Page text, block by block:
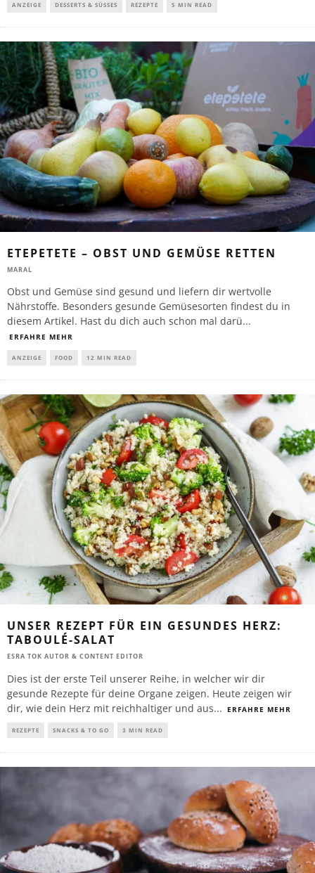
ANZEIGE DESSERTS & SÜSSES REZEPTE 5 MIN READ
ETEPETETE – OBST UND GEMÜSE RETTEN
MARAL
Obst und Gemüse sind gesund und liefern dir wertvolle
Nährstoffe. Besonders gesunde Gemüsesorten findest du in
diesem Artikel. Hast du dich auch schon mal darü...
ERFAHRE MEHR
ANZEIGE FOOD 12 MIN READ
UNSER REZEPT FÜR EIN GESUNDES HERZ:
TABOULÉ-SALAT
ESRA TOK AUTOR & CONTENT EDITOR
Dies ist der erste Teil unserer Reihe, in welcher wir dir
gesunde Rezepte für deine Organe zeigen. Heute zeigen wir
dir, wie dein Herz mit reichhaltiger und aus... ERFAHRE MEHR
REZEPTE SNACKS & TO GO 3 MIN READ